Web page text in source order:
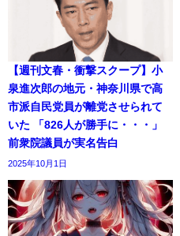
【週刊文春・衝撃スクープ】小
泉進次郎の地元・神奈川県で高
市派自民党員が離党させられて
いた 「826人が勝手に・・・」
前衆院議員が実名告白
2025年10月1日